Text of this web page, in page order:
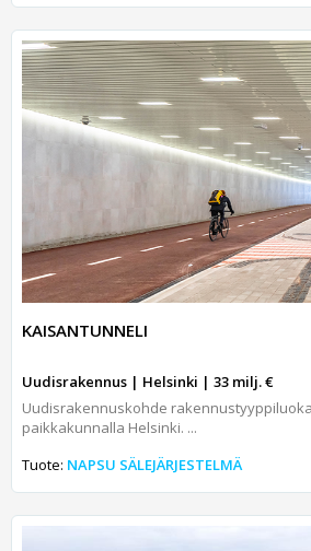
KAISANTUNNELI
Uudisrakennus | Helsinki | 33 milj. €
Uudisrakennuskohde
paikkakunnalla Helsinki. ...
Tuote: NAPSU SÄLEJÄRJESTELMÄ